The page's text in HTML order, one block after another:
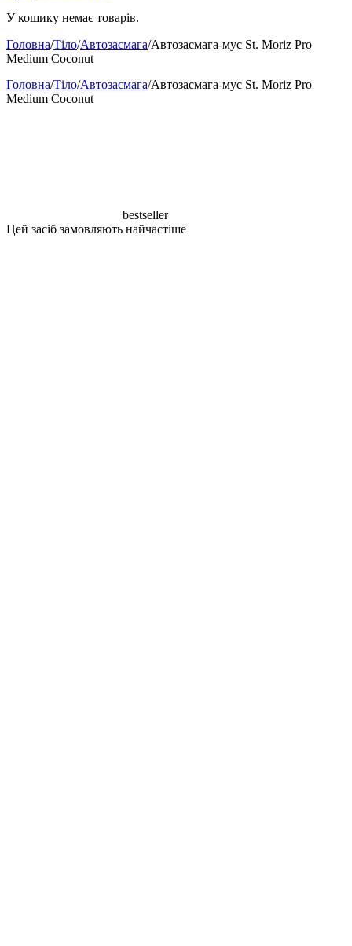
У кошику немає товарів.
Головна/Тіло/Автозасмага/Автозасмага-мус St. Moriz Pro
Medium Coconut
Головна/Тіло/Автозасмага/Автозасмага-мус St. Moriz Pro
Medium Coconut
bestseller
Цей засіб замовляють найчастіше